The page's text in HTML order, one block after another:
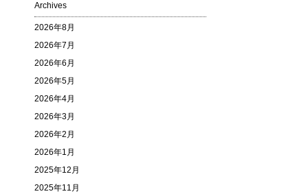
Archives
2026年8月
2026年7月
2026年6月
2026年5月
2026年4月
2026年3月
2026年2月
2026年1月
2025年12月
2025年11月